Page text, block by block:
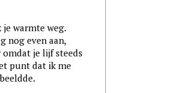
je warmte weg.
nog even aan,
omdat je lijf steeds
punt dat ik me